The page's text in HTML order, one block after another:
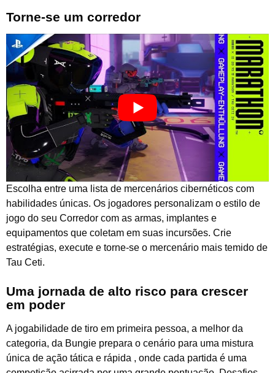
Torne-se um corredor
Escolha entre uma lista de mercenários cibernéticos com
habilidades únicas. Os jogadores personalizam o estilo de
jogo do seu Corredor com as armas, implantes e
equipamentos que coletam em suas incursões. Crie
estratégias, execute e torne-se o mercenário mais temido de
Tau Ceti.
Uma jornada de alto risco para crescer
em poder
A jogabilidade de tiro em primeira pessoa, a melhor da
categoria, da Bungie prepara o cenário para uma mistura
única de ação tática e rápida , onde cada partida é uma